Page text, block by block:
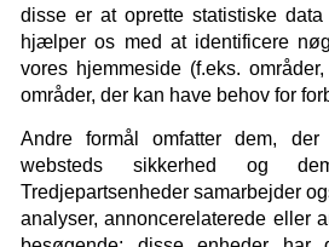
disse er at oprette statistiske
hjælper os med at identificere
vores hjemmeside (f.eks.
områder, der kan have behov for
Andre formål omfatter dem,
websteds sikkerhed og
Tredjepartsenheder samarbejder
analyser, annoncerelaterede eller